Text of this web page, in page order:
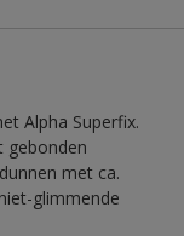
Alpha Superfix.
gebonden
met ca.
glimmende